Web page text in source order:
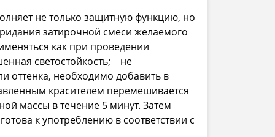
не только защитную функцию, но
затирочной смеси желаемого
как при проведении
светостойкость; не
оттенка, необходимо добавить в
красителем перемешивается
массы в течение 5 минут. Затем
к употреблению в соответствии с